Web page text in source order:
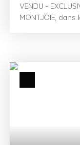
VENDU -
MONTJOIE,
salle de douche
plus de 14,89